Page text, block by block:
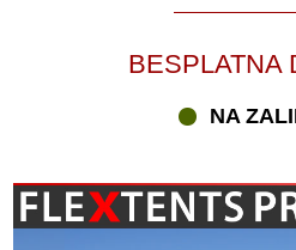
BESPLATNA
NA